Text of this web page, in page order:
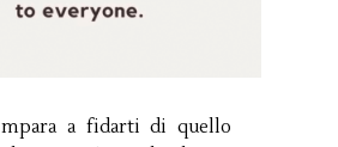
mpara a fidarti di quello